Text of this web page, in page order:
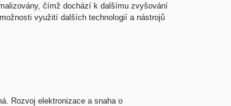
čímž dochází k dalšímu zvyšování
využití dalších technologií a nástrojů
Rozvoj elektronizace a snaha o